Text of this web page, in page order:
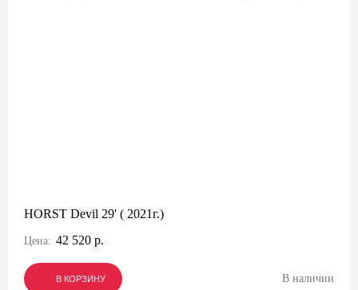
HORST Devil 29' ( 2021г.)
Цена: 42 520 р.
В КОРЗИНУ
В КОРЗИНУ
В КОРЗИНУ В наличии